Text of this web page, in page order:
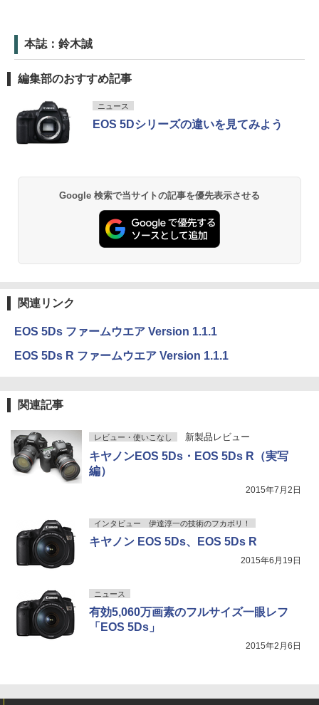
本誌：鈴木誠
編集部のおすすめ記事
ニュース
EOS 5Dシリーズの違いを見てみよう
Google 検索で当サイトの記事を優先表示させる
関連リンク
EOS 5Ds ファームウエア Version 1.1.1
EOS 5Ds R ファームウエア Version 1.1.1
関連記事
レビュー・使いこなし 新製品レビュー
キヤノンEOS 5Ds・EOS 5Ds R（実写
編）
2015年7月2日
インタビュー 伊達淳一の技術のフカボリ！
キヤノン EOS 5Ds、EOS 5Ds R
2015年6月19日
ニュース
有効5,060万画素のフルサイズ一眼レフ
「EOS 5Ds」
2015年2月6日